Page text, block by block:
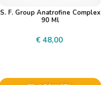
S. F. Group Anatrofine Complex
90 Ml
€ 48,00